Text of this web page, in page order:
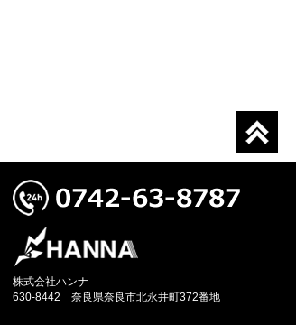
株式会社ハンナ
630-8442 奈良県奈良市北永井町372番地